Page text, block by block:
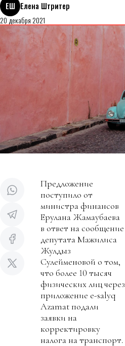
ЕШ Елена Штритер
20 декабря 2021
Предложение
поступило от
министра финансов
Ерулана Жамаубаева
в ответ на сообщение
депутата Мажилиса
Жулдыз
Сулейменовой о том,
что более 10 тысяч
физических лиц через
приложение e-salyq
Azamat подали
заявки на
корректировку
налога на транспорт.